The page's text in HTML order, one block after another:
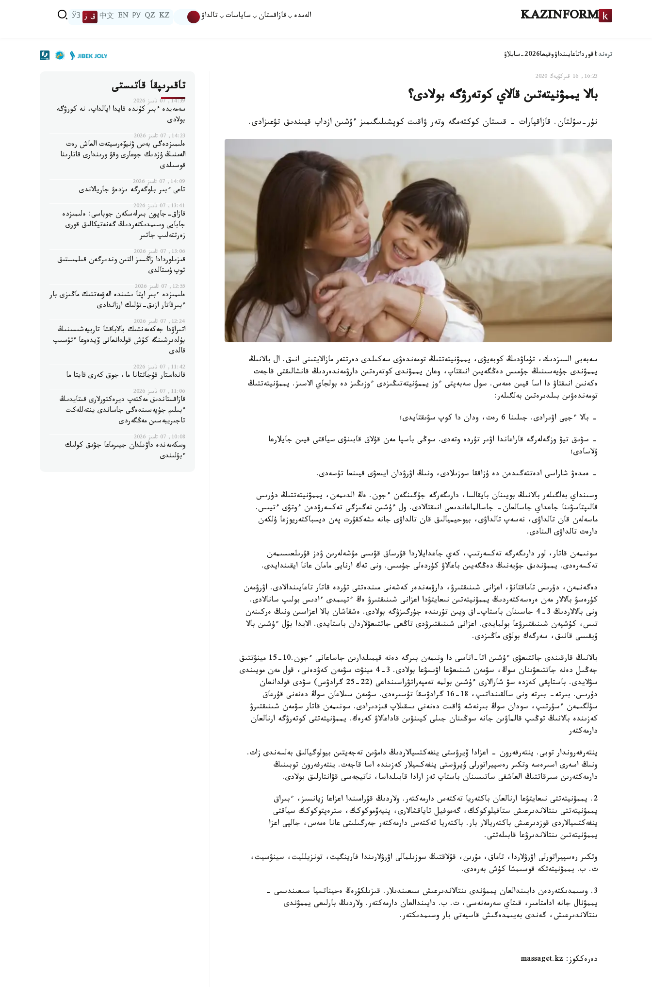
KAZINFORM الەمدە قازاقستان ساياسات تالداۋ KZ
QZ
РУ
EN
中文 ق ز ЎЗ
ترەند:اقورداتاعايىنداۋوقيعا2026-سايلاۋ
16:23, 16 قىركۇيەك 2020
بالا يممۋنيتەتىن قالاي كوتەرۋگە بولادى؟
نۇر-سۇلتان. قازاقپارات - قىستان كوكتەمگە وتەر ۋاقىت كوپشىلىگىمىز ءۇشىن ازداپ قيىندىق تۋعىزادى.
سەبەبى السىزدىك، تۇماۋدىڭ كوبەيۋى، يممۋنيتەتتىڭ تومەندەۋى سەكىلدى دەرتتەر مازالايتىنى انىق. ال بالانىڭ
يممۋندى جۇيەسىنىڭ جۇمىس دەڭگەيىن انىقتاپ، وعان يممۋندى كوتەرەتىن دارۋمەندەردىڭ قانشالىقتى قاجەت
ەكەنىن انىقتاۋ دا اسا قيىن ەمەس. سول سەبەپتى ءوز يممۋنيتەتىڭىزدى ءوزىڭىز دە بولجاي الاسىز. يممۋنيتەتتىڭ
تومەندەۋىن بىلدىرەتىن بەلگىلەر:
- بالا ءجيى اۋىرادى. جىلىنا 6 رەت، ودان دا كوپ سۋىقتايدى؛
- سۋىق تيۋ وزگەلەرگە قاراعاندا اۋىر تۇردە وتەدى. سوڭى باسپا مەن قۇلاق قابىنۋى سياقتى قيىن جايلارعا
ۇلاسادى؛
- ەمدەۋ شاراسى ادەتتەگىدەن دە ۇزاققا سوزىلادى، ونىڭ اۋرۋدان ايىعۋى قيىنعا تۇسەدى.
وسىنداي بەلگىلەر بالانىڭ بويىنان بايقالسا، دارىگەرگە جۇگىنگەن ءجون. ەڭ الدىمەن، يممۋنيتەتتىڭ دۇرىس
قالىپتاسۋىنا جاعداي جاسالعان- جاسالماعاندىعى انىقتالادى. ول ءۇشىن نەگىزگى تەكسەرۋدەن ءوتۋى ءتيىس.
ماسەلەن قان تالداۋى، نەسەپ تالداۋى، بيوحيميالىق قان تالداۋى جانە ىشەكقۇرت پەن ديسباكتەريوزعا ۇلكەن
دارەت تالداۋى الىنادى.
سونىمەن قاتار، لور دارىگەرگە تەكسەرتىپ، كەي جاعدايلاردا قۇرساق قۋىسى مۇشەلەرىن ۋدز قۇرىلعىسىمەن
تەكسەرەدى. يممۋندىق جۇيەنىڭ دەڭگەيىن باعالاۋ كۇردەلى جۇمىس. ونى تەك ارنايى مامان عانا ايقىندايدى.
دەگەنمەن، دۇرىس تاماقتانۋ، اعزانى شىنىقتىرۋ، دارۋمەندەر كەشەنى مىندەتتى تۇردە قاتار تاعايىندالادى. اۋرۋمەن
كۇرەسۋ بالالار مەن ەرەسەكتەردىڭ يممۋنيتەتىن نىعايتۋدا اعزانى شىنىقتىرۋ ەڭ ءتيىمدى ءادىس بولىپ سانالادى.
ونى بالالاردىڭ 3-4 جاسىنان باستاپ-اق ويىن تۇرىندە جۇرگىزۋگە بولادى. ەشقاشان بالا اعزاسىن ونىڭ ەركىنەن
تىس، كۇشپەن شىنىقتىرۋعا بولمايدى. اعزانى شىنىقتىرۋدى تاڭعى جاتتىعۋلاردان باستايدى. الايدا بۇل ءۇشىن بالا
ۇيقىسى قانىق، سەرگەك بولۋى ماڭىزدى.
بالانىڭ قارقىندى جاتتىعۋى ءۇشىن اتا-اناسى دا ونىمەن بىرگە دەنە قيمىلدارىن جاساعانى ءجون.10-15 مينۋتتىق
جەڭىل دەنە جاتتىعۋىنان سوڭ، سۋمەن شىنىعۋعا اۋىسۋعا بولادى. 3-4 مينۋت سۋمەن كەۋدەنى، قول مەن مويىندى
سۋلايدى. باستاپقى كەزدە سۋ شارالارى ءۇشىن بولمە تەمپەراتۋراسىنداعى (22-25 گرادۋس) سۋدى قولدانعان
دۇرىس. بىرتە- بىرتە ونى سالقىنداتىپ، 18-16 گرادۋسقا تۇسىرەدى. سۋمەن سىلاعان سوڭ دەنەنى قۇرعاق
سۇلگىمەن ءسۇرتىپ، سودان سوڭ بىرنەشە ۋاقىت دەنەنى ىسقىلاپ قىزدىرادى. سونىمەن قاتار سۋمەن شىنىقتىرۋ
كەزىندە بالانىڭ توڭىپ قالماۋىن جانە سوڭىنان جىلى كيىنۋىن قاداعالاۋ كەرەك. يممۋنيتەتتى كوتەرۋگە ارنالعان
دارمەكتەر
ينتەرفەروندار توبى. ينتەرفەرون - اعزادا ۆيرۋستى ينفەكتسيالاردىڭ دامۋىن تەجەيتىن بيولوگيالىق بەلسەندى زات.
ونىڭ اسەرى اسىرەسە وتكىر رەسپيراتورلى ۆيرۋستى ينفەكسيلار كەزىندە اسا قاجەت. ينتەرفەرون توبىنىڭ
دارمەكتەرىن سىرقاتتىڭ العاشقى ساتىسىنان باستاپ تەز ارادا قابىلداسا، ناتيجەسى قۋانتارلىق بولادى.
2. يممۋنيتەتتى نىعايتۋعا ارنالعان باكتەريا تەكتەس دارمەكتەر. ولاردىڭ قۇرامىندا اعزاعا زيانسىز، ءبىراق
يممۋنيتەتتى ىنتالاندىرعىش ستافيلوكوكك، گەموفيل تاياقشالارى، پنيەۆموكوكك، سترەپتوكوكك سياقتى
ينفەكتسيالاردى قوزدىرعىش باكتەريالار بار. باكتەريا تەكتەس دارمەكتەر جەرگىلىتى عانا ەمەس، جالپى اعزا
يممۋنيتەتىن ىنتالاندىرۋعا قابىلەتتى.
وتكىر رەسپيراتورلى اۋرۋلاردا، تاماق، مۇرىن، قۇلاقتىڭ سوزىلمالى اۋرۋلارىندا فارينگيت، تونزيلليت، سينۋسيت،
ت. ب. يممۋنيتەتكە قوسىمشا كۇش بەرەدى.
3. وسىمدىكتەردەن دايىندالعان يممۋندى ىنتالاندىرعىش سىعىندىلار. قىزىلكۇرەڭ ەحيناتسيا سىعىندىسى -
يممۋنال جانە ادامتامىر، قىتاي سەرمەنەسى، ت. ب. دايىندالعان دارمەكتەر. ولاردىڭ بارلىعى يممۋندى
ىنتالاندىرعىش، گەندى بەيىمدەگىش قاسيەتى بار وسىمدىكتەر.
دەرەككوز: massaget.kz
تاقىرىپقا قاتىستى
14:39, 07 تامىز 2026
سەمەيدە ءبىر كۇندە قايدا ايالداپ، نە كورۋگە
بولادى
14:23, 07 تامىز 2026
ەلىمىزدەگى بەس ۋنيۆەرسيتەت العاش رەت
الەمنىڭ ۇزدىك جوعارى وقۋ ورىندارى قاتارىنا
قوسىلدى
14:09, 07 تامىز 2026
تاعى ءبىر بلوگەرگە ىزدەۋ جاريالاندى
13:41, 07 تامىز 2026
قازاق-جاپون بىرلەسكەن جوباسى: ەلىمىزدە
جابايى وسىمدىكتەردىڭ گەنەتيكالىق قورى
زەرتتەلىپ جاتىر
13:06, 07 تامىز 2026
قىزىلوردادا زاڭسىز التىن وندىرگەن قىلمىستىق
توپ ۇستالدى
12:55, 07 تامىز 2026
ەلىمىزدە ءبىر اپتا ىشىندە الەۋمەتتىك ماڭىزى بار
ءبىرقاتار ازىق-تۇلىك ارزاندادى
12:24, 07 تامىز 2026
اتىراۋدا جەكەمەنشىك بالاباقشا تاربيەشىسىنىڭ
بۇلدىرشىنگە كۇش قولدانعانى ۆيدەوعا ءتۇسىپ
قالدى
11:42, 07 تامىز 2026
قانداستار قۇجاتتانا ما، جوق كەرى قايتا ما
11:06, 07 تامىز 2026
قازاقستاندىق مەكتەپ ديرەكتورلارى قىتايدىڭ
ءبىلىم جۇيەسىندەگى جاساندى ينتەللەكت
تاجىريبەسىن مەڭگەردى
10:08, 07 تامىز 2026
وسكەمەندە داۋىلدان جيىرماعا جۋىق كولىك
ءبۇلىندى